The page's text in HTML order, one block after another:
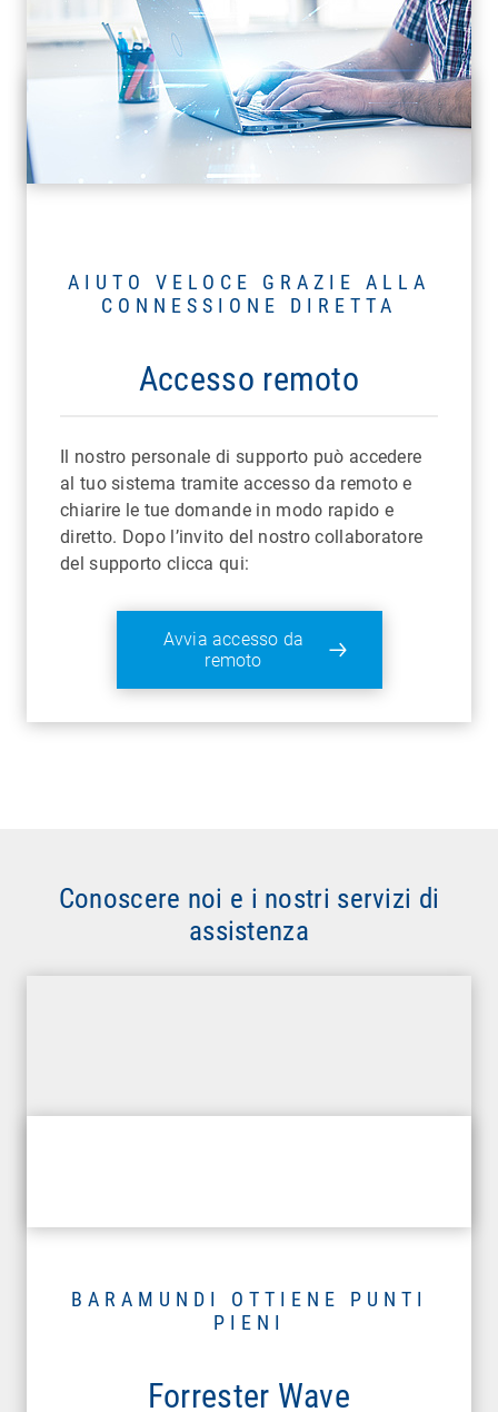
Accesso remoto
AIUTO VELOCE GRAZIE ALLA
CONNESSIONE DIRETTA
Il nostro personale di supporto può accedere
al tuo sistema tramite accesso da remoto e
chiarire le tue domande in modo rapido e
diretto. Dopo l’invito del nostro collaboratore
del supporto clicca qui:
Avvia accesso da
remoto
Conoscere noi e i nostri servizi di
assistenza
Forrester Wave
BARAMUNDI OTTIENE PUNTI
PIENI